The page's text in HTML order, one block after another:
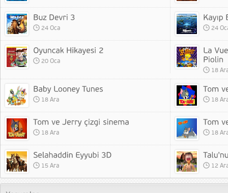
24 Oca 24
20 Oca
18
18 Ara 18
18 Ara 18
15 Ara 12